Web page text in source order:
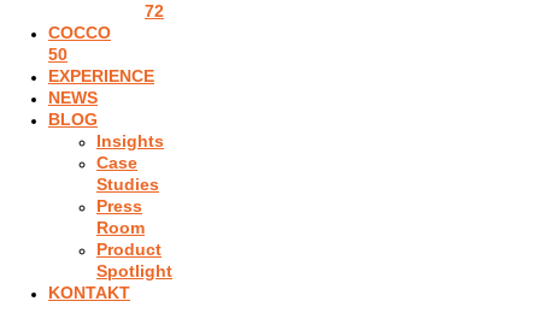
72
COCCO
50
EXPERIENCE
NEWS
BLOG
Insights
Case
Studies
Press
Room
Product
Spotlight
KONTAKT